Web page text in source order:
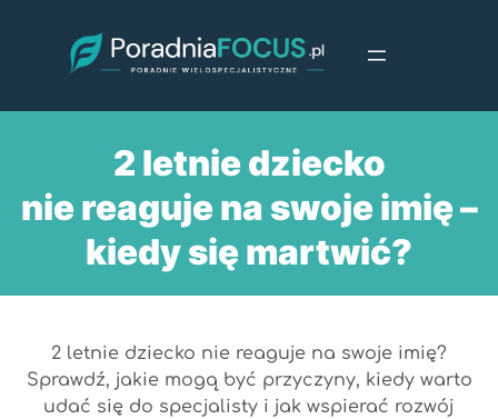
2 letnie dziecko
nie reaguje na swoje imię –
kiedy się martwić?
2 letnie dziecko nie reaguje na swoje imię?
Sprawdź, jakie mogą być przyczyny, kiedy warto
udać się do specjalisty i jak wspierać rozwój